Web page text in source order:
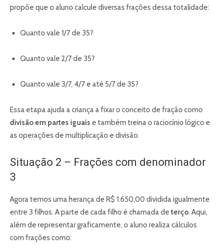
propõe que o aluno calcule diversas frações dessa totalidade:
Quanto vale 1/7 de 35?
Quanto vale 2/7 de 35?
Quanto vale 3/7, 4/7 e até 5/7 de 35?
Essa etapa ajuda a criança a fixar o conceito de fração como
divisão em partes iguais e também treina o raciocínio lógico e
as operações de multiplicação e divisão.
Situação 2 – Frações com denominador
3
Agora temos uma herança de R$ 1.650,00 dividida igualmente
entre 3 filhos. A parte de cada filho é chamada de terço. Aqui,
além de representar graficamente, o aluno realiza cálculos
com frações como: